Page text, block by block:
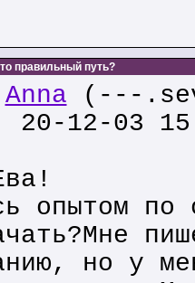
правильный путь?
Anna (---
12-03
опытом
но у